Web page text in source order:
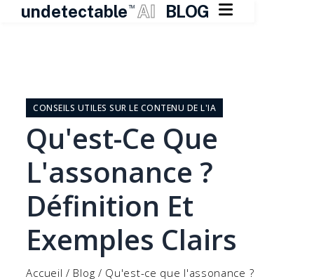
undetectable TM AI BLOG 
contentCONSEILS UTILES SUR LE CONTENU DE L'IA
Qu'est-Ce Que
L'assonance ?
Définition Et
Exemples Clairs
Accueil / Blog / Qu'est-ce que l'assonance ?